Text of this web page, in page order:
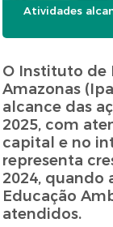
Atividades
O Instituto de
Amazonas
alcance das
2025, com
capital e no
representa
2024, quando
Educação
atendidos.